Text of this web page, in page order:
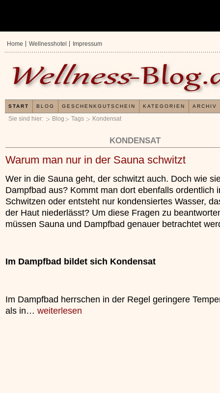
Sie sind hier: Blog Tags Kondensat
KONDENSAT
Warum man nur in der Sauna schwitzt
Wer in die Sauna geht, der schwitzt auch. Doch wie
Dampfbad aus? Kommt man dort ebenfalls ordentlich
Schwitzen oder entsteht nur kondensiertes Wasser,
der Haut niederlässt? Um diese Fragen zu
müssen Sauna und Dampfbad genauer betrachtet
Im Dampfbad bildet sich Kondensat
Im Dampfbad herrschen in der Regel geringere
als in… weiterlesen
Erfahrungen mit
Kieselsäuregel
»»»
Home Wellnesshotel Impressum
START BLOG GESCHENKGUTSCHEIN KATEGORIEN ARCHIV